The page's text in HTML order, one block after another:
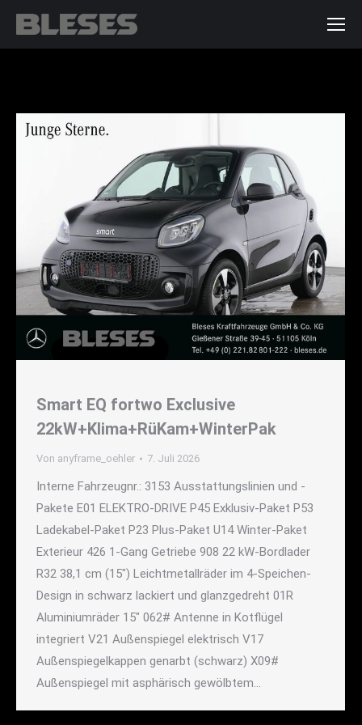
Smart EQ fortwo Exclusive
22kW+Klima+RüKam+WinterPak
Von anyframe_oehler 7. Juli 2026
Interne Fahrzeugnr.: 3153 Ausstattungslinien und -
Pakete E01 ELEKTRO-DRIVE P45 Exklusiv-Paket P53
Ladekabel-Paket P23 Plus-Paket U14 Winter-Paket
Exterieur 426 1-Gang Getriebe 908 22 kW-Bordlader
R32 38,1 cm (15") Leichtmetallräder im 4-Speichen-
Design in schwarz lackiert und glanzgedreht 01R
Aluminiumräder 15" 062# Antenne in Kotflügel
integriert V21 Außenspiegel elektrisch V17
Außenspiegelkappen genarbt (schwarz) X09#
Außenspiegel mit asphärisch gewölbtem…